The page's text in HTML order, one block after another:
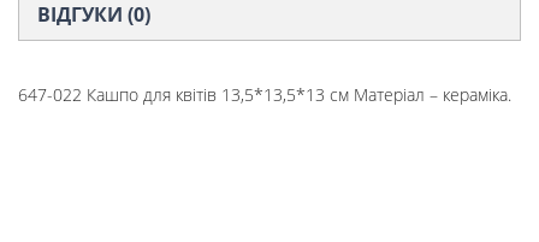
ВІДГУКИ (0)
647-022 Кашпо для квітів 13,5*13,5*13 см Матеріал – кераміка.